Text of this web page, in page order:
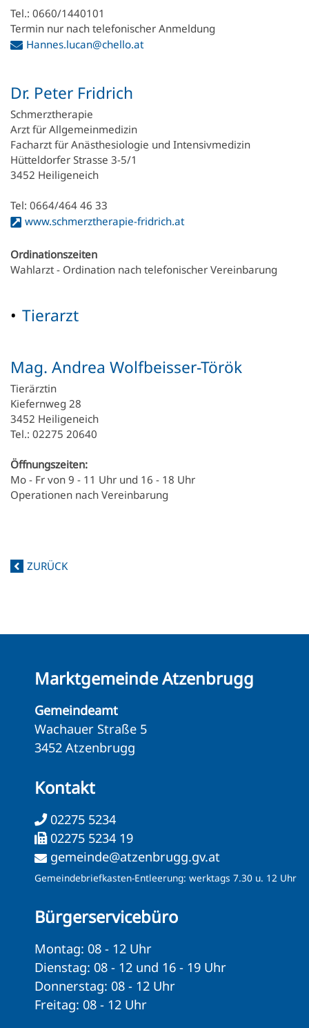
Tel.: 0660/1440101
Termin nur nach telefonischer Anmeldung
Hannes.lucan@chello.at
Dr. Peter Fridrich
Schmerztherapie
Arzt für Allgemeinmedizin
Facharzt für Anästhesiologie und Intensivmedizin
Hütteldorfer Strasse 3-5/1
3452 Heiligeneich
Tel: 0664/464 46 33
www.schmerztherapie-fridrich.at
Ordinationszeiten
Wahlarzt - Ordination nach telefonischer Vereinbarung
Tierarzt
Mag. Andrea Wolfbeisser-Török
Tierärztin
Kiefernweg 28
3452 Heiligeneich
Tel.: 02275 20640
Öffnungszeiten:
Mo - Fr von 9 - 11 Uhr und 16 - 18 Uhr
Operationen nach Vereinbarung
ZURÜCK
Marktgemeinde Atzenbrugg
Gemeindeamt
Wachauer Straße 5
3452 Atzenbrugg
Kontakt
02275 5234
02275 5234 19
gemeinde@atzenbrugg.gv.at
Gemeindebriefkasten-Entleerung: werktags 7.30 u. 12 Uhr
Bürgerservicebüro
Montag: 08 - 12 Uhr
Dienstag: 08 - 12 und 16 - 19 Uhr
Donnerstag: 08 - 12 Uhr
Freitag: 08 - 12 Uhr